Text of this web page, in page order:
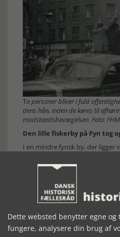
To personer bliver i fuld
dens hån, inden de køres til
modstandsbevægelsen. Foto: FHM
Den lille fiskerby på Fyn tog
I en mindre fynsk by, der ligger
med en tysk soldat, var blevet
mens hun blev spyttet på. Og
hende. De ramte imidlertid
dukket op igen. Han nåede at
frihedskæmper.
Det mest interessante er i
Dette websted benytter egne
fungere, analysere din brug af